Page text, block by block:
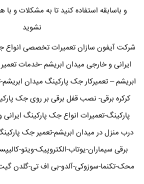
و باسابقه استفاده کنید تا به مشکلات و با
نشوید
شرکت آیفون سازان تعمیرات تخصصی انواع
ایرانی و خارجی میدان ابریشم -خدمات
ابریشم – تعمیرکار جک پارکینگ میدان
کرکره برقی- نصب قفل برقی بر روی جک
پارکینگ-تعمیرات انواع جک پارکینگ
درب منزل در میدان ابریشم-تعمیر جک
برقی سیماران-یوتاب-الکتروپیک-ویتو-
محک-تکنما-سوزوکی-آلدو-بی اف تی-گلدن